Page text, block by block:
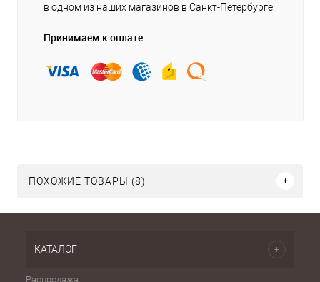
в одном из наших магазинов в Санкт-Петербурге.
Принимаем к оплате
ПОХОЖИЕ ТОВАРЫ (8)
КАТАЛОГ
Распродажа